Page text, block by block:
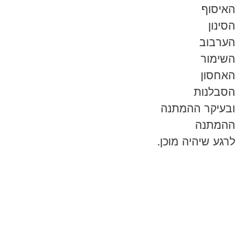
האיסוף
הסינון
הערבוב
השימור
האחסון
הסבלנות
ובעיקר ההמתנה
ההמתנה
לרגע שיהיה מוכן.